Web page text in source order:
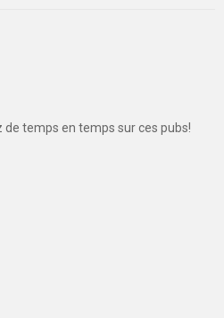
de temps en temps sur ces pubs!